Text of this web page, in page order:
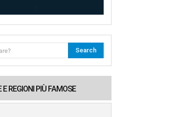
Search
E REGIONI PIÙ FAMOSE